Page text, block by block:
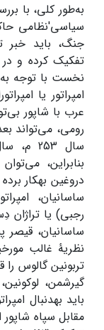
به‌طور کلی، با
سیاسی'نظامی
جنگ، باید خبر
تفکیک کرده و
نخست با توجه به
امپراتور یا
عرب با شاپور
سال
بنابراین،
دروغین به­کار
ساسانیان،
رجبی) یا تراژان
ساسانیان،
تربونین گالوس
گیرشمن،
مقابل سپاه